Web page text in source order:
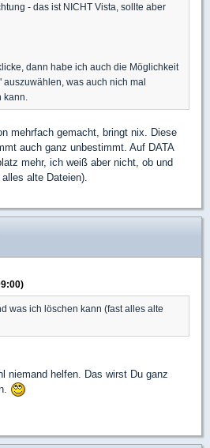
- das ist NICHT Vista, sollte aber
dann habe ich auch die Möglichkeit
was auch nich mal
mehrfach gemacht, bringt nix. Diese
auch ganz unbestimmt. Auf DATA
mehr, ich weiß aber nicht, ob und
alte Dateien).
was ich löschen kann (fast alles alte
niemand helfen. Das wirst Du ganz